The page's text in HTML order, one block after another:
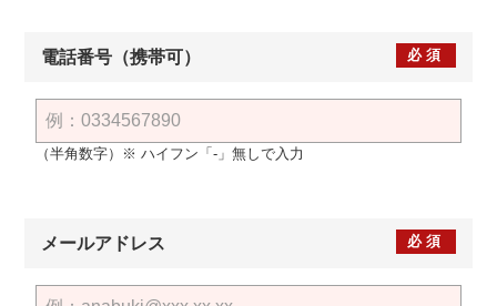
必須
電話番号（携帯可）
（半角数字）※ ハイフン「-」無しで入力
必須
メールアドレス